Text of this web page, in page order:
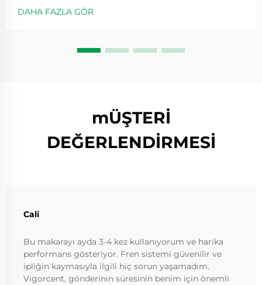
döneceğini belirler ve genellikle 5.2:1 gibi değerlerle
ifade edilir; bu değer, kolu bir kez çevirdiğimizde
DAHA FAZLA GÖR
mÜŞTERİ
DEĞERLENDİRMESİ
Cali
Bu makarayı ayda 3-4 kez kullanıyorum ve harika
performans gösteriyor. Fren sistemi güvenilir ve
ipliğin kaymasıyla ilgili hiç sorun yaşamadım.
Vigorcent, gönderinin süresinin benim için önemli